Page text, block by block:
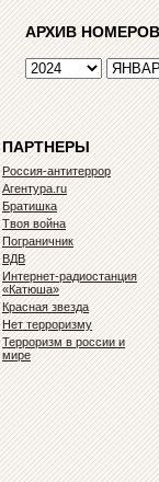
АРХИВ НОМЕРОВ
ПАРТНЕРЫ
Россия-антитеррор
Агентура.ru
Братишка
Твоя война
Пограничник
ВДВ
Интернет-радиостанция
«Катюша»
Красная звезда
Нет терроризму
Терроризм в россии и
мире